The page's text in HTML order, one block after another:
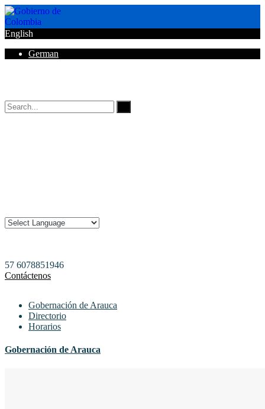
English
German
57 6078851946
Contáctenos
Gobernación de Arauca
Directorio
Horarios
Gobernación de Arauca